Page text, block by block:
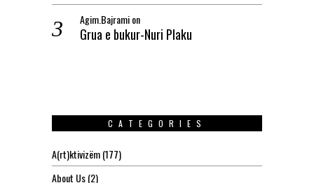
Agim.Bajramion
Grua e bukur-Nuri Plaku
CATEGORIES
A(rt)ktivizëm(177)
About Us(2)